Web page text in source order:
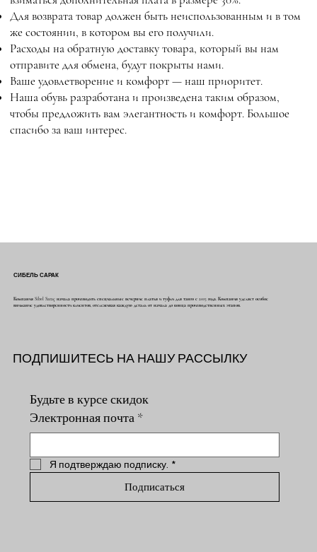
Для возврата товар должен быть неиспользованным и в том
же состоянии, в котором вы его получили.
Расходы на обратную доставку товара, который вы нам
отправите для обмена, будут покрыты нами.
Ваше удовлетворение и комфорт — наш приоритет.
Наша обувь разработана и произведена таким образом,
чтобы предложить вам элегантность и комфорт. Большое
спасибо за ваш интерес.
СИБЕЛЬ САРАК
Компания Sibel Saraç начала производить специальные вечерние платья и туфли для танго с 2015 года. Компания уделяет особое
внимание удовлетворенности клиентов, отслеживая каждую деталь от начала до конца производственных этапов.
ПОДПИШИТЕСЬ НА НАШУ РАССЫЛКУ
Будьте в курсе скидок
Электронная почта *
Я подтверждаю подписку. *
Подписаться